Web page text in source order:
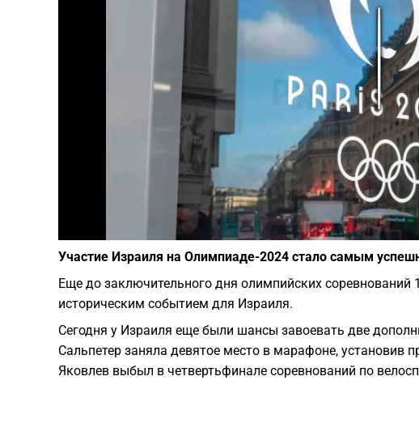
Play
Участие Израиля на Олимпиаде-2024 стало самым
Еще до заключительного дня олимпийских соревнований
историческим событием для Израиля.
Сегодня у Израиля еще были шансы завоевать две
Сальпетер заняла девятое место в марафоне, установив
Яковлев выбыл в четвертьфинале соревнований по